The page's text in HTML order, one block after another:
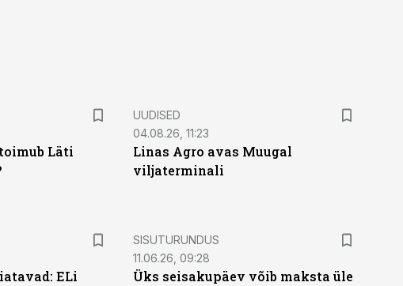
Läti
UUDISED
04.08.26, 11:23
Linas Agro avas Muugal
viljaterminali
ELi
ST
SISUTURUNDUS
11.06.26, 09:28
Üks seisakupäev võib maksta üle